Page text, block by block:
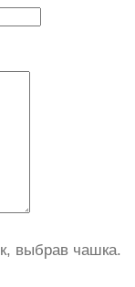
выбрав чашка.